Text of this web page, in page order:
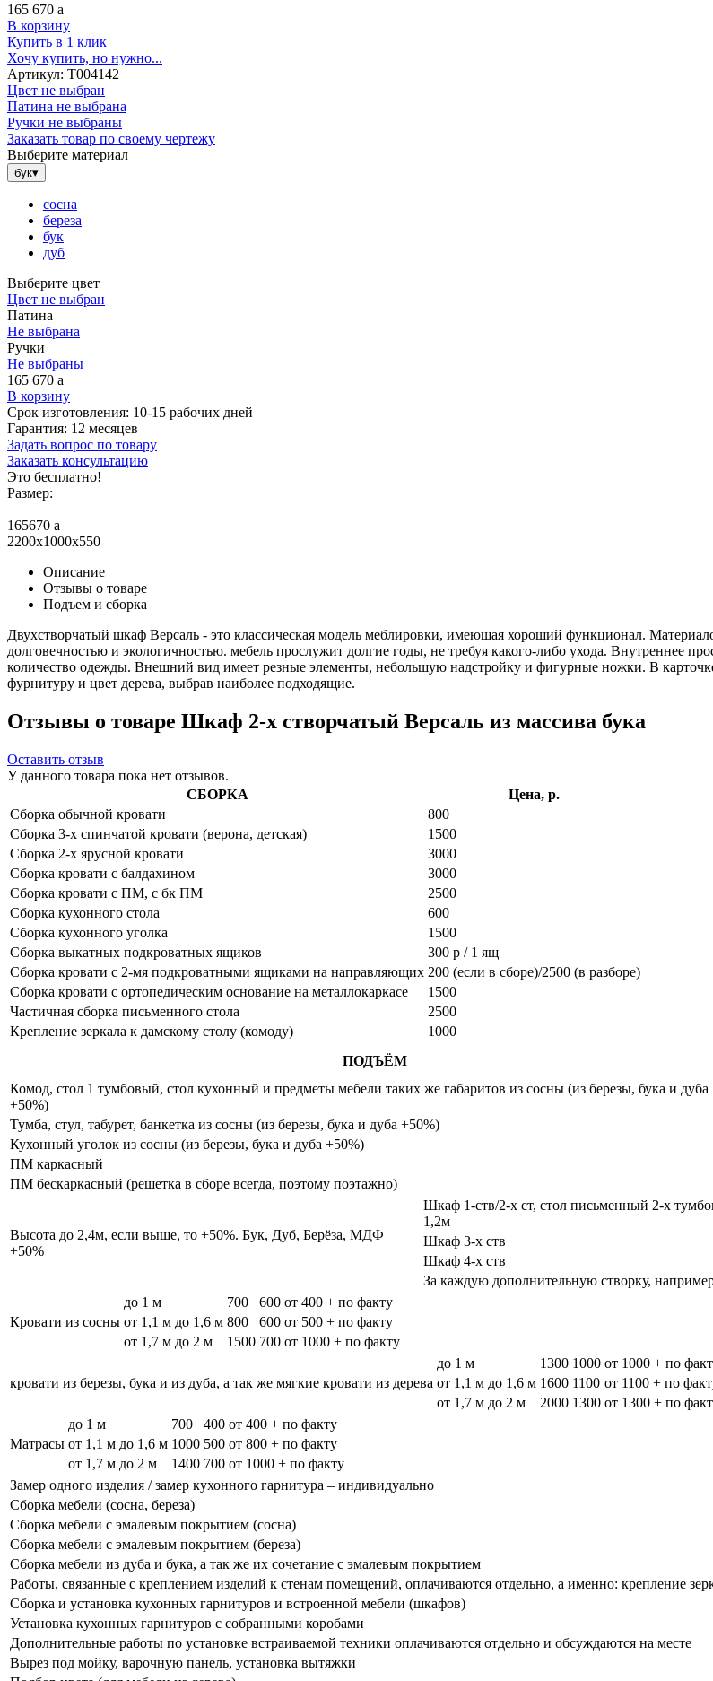
165 670 a
В корзину
Купить в 1 клик
Хочу купить, но нужно...
Артикул: Т004142
Цвет не выбран
Патина не выбрана
Ручки не выбраны
Заказать товар по своему чертежу
Выберите материал
бук▾
сосна
береза
бук
дуб
Выберите цвет
Цвет не выбран
Патина
Не выбрана
Ручки
Не выбраны
165 670 a
В корзину
Срок изготовления: 10-15 рабочих дней
Гарантия: 12 месяцев
Задать вопрос по товару
Заказать консультацию
Это бесплатно!
Размер:
165670 a
2200x1000x550
Описание
Отзывы о товаре
Подъем и сборка
Двухстворчатый шкаф Версаль - это классическая модель меблировки, имеющая хороший функционал.
долговечностью и экологичностью. мебель прослужит долгие годы, не требуя какого-либо ухода. Внутреннее
количество одежды. Внешний вид имеет резные элементы, небольшую надстройку и фигурные ножки. В
фурнитуру и цвет дерева, выбрав наиболее подходящие.
Отзывы о товаре Шкаф 2-х створчатый Версаль из массива бука
Оставить отзыв
У данного товара пока нет отзывов.
СБОРКА
Цена, р.
Сборка обычной кровати
800
Сборка 3-х спинчатой кровати (верона, детская)
1500
Сборка 2-х ярусной кровати
3000
Сборка кровати с балдахином
3000
Сборка кровати с ПМ, с бк ПМ
2500
Сборка кухонного стола
600
Сборка кухонного уголка
1500
Сборка выкатных подкроватных ящиков
300 р / 1 ящ
Сборка кровати с 2-мя подкроватными ящиками на направляющих 200 (если в сборе)/2500 (в разборе)
Сборка кровати с ортопедическим основание на металлокаркасе
1500
Частичная сборка письменного стола
2500
Крепление зеркала к дамскому столу (комоду)
1000
ПОДЪЁМ
Комод, стол 1 тумбовый, стол кухонный и предметы мебели таких же габаритов из сосны (из березы, бука и дуба
+50%)
Тумба, стул, табурет, банкетка из сосны (из березы, бука и дуба +50%)
Кухонный уголок из сосны (из березы, бука и дуба +50%)
ПМ каркасный
ПМ бескаркасный (решетка в сборе всегда, поэтому поэтажно)
Высота до 2,4м, если выше, то +50%. Бук, Дуб, Берёза, МДФ
+50%
Шкаф 1-ств/2-х ст, стол письменный 2-х
1,2м
Шкаф 3-х ств
Шкаф 4-х ств
За каждую дополнительную створку,
Кровати из сосны
до 1 м 700 600 от 400 + по факту
от 1,1 м до 1,6 м 800 600 от 500 + по факту
от 1,7 м до 2 м
1500 700 от 1000 + по факту
кровати из березы, бука и из дуба, а так же мягкие кровати из дерева
до 1 м 1300 1000 от 1000 + по
от 1,1 м до 1,6 м 1600 1100 от 1100 + по
от 1,7 м до 2 м
2000 1300 от 1300 + по
Матрасы
до 1 м 700 400 от 400 + по факту
от 1,1 м до 1,6 м 1000 500 от 800 + по факту
от 1,7 м до 2 м
1400 700 от 1000 + по факту
Замер одного изделия / замер кухонного гарнитура – индивидуально
Сборка мебели (сосна, береза)
Сборка мебели с эмалевым покрытием (сосна)
Сборка мебели с эмалевым покрытием (береза)
Сборка мебели из дуба и бука, а так же их сочетание с эмалевым покрытием
Работы, связанные с креплением изделий к стенам помещений, оплачиваются отдельно, а именно: крепление
Сборка и установка кухонных гарнитуров и встроенной мебели (шкафов)
Установка кухонных гарнитуров с собранными коробами
Дополнительные работы по установке встраиваемой техники оплачиваются отдельно и обсуждаются на месте
Вырез под мойку, варочную панель, установка вытяжки